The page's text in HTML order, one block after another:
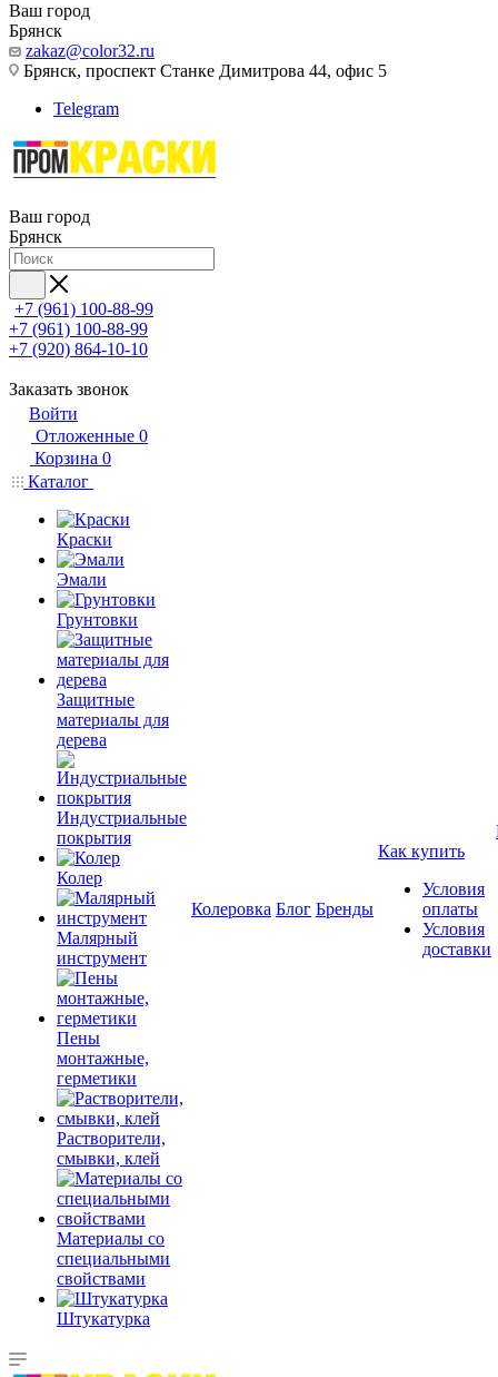
Ваш город
Брянск
zakaz@color32.ru
Брянск, проспект Станке Димитрова 44, офис 5
Telegram
Ваш город
Брянск
+7 (961) 100-88-99
+7 (961) 100-88-99
+7 (920) 864-10-10
Заказать звонок
Войти
Отложенные 0
Корзина 0
Каталог
Краски
Эмали
Грунтовки
Защитные
материалы для
дерева
Индустриальные
покрытия
Колер
Малярный
инструмент
Пены
монтажные,
герметики
Растворители,
смывки, клей
Материалы со
специальными
свойствами
Штукатурка
Колеровка Блог Бренды
Как купить
Условия
оплаты
Условия
доставки